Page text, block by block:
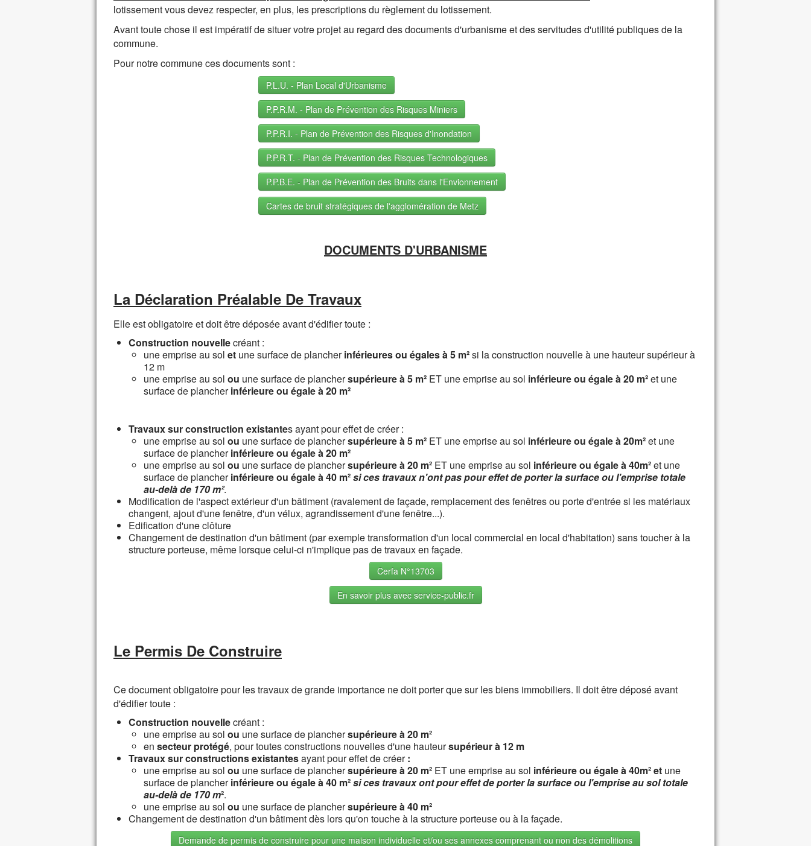
lotissement vous devez respecter, en plus, les prescriptions du règlement du lotissement.
Avant toute chose il est impératif de situer votre projet au regard des documents d'urbanisme et des servitudes d'utilité publiques de la
commune.
Pour notre commune ces documents sont :
P.L.U. - Plan Local d'Urbanisme
P.P.R.M. - Plan de Prévention des Risques Miniers
P.P.R.I. - Plan de Prévention des Risques d'Inondation
P.P.R.T. - Plan de Prévention des Risques Technologiques
P.P.B.E. - Plan de Prévention des Bruits dans l'Envionnement
Cartes de bruit stratégiques de l'agglomération de Metz
DOCUMENTS D'URBANISME
La Déclaration Préalable De Travaux
Elle est obligatoire et doit être déposée avant d'édifier toute :
Construction nouvellecréant :
une emprise au sol et une surface de plancherinférieures ou égales à 5 m²si la construction nouvelle à une hauteur supérieur à
12 m
une emprise au sol ou une surface de planchersupérieure à 5 m² ET une emprise au sol inférieure ou égale à 20 m²et une
surface de plancherinférieure ou égale à 20 m²
Travaux sur construction existantes ayant pour effet de créer :
une emprise au sol ou une surface de planchersupérieure à 5 m² ET une emprise au sol inférieure ou égale à 20m²et une
surface de plancherinférieure ou égale à 20 m²
une emprise au sol ou une surface de planchersupérieure à 20 m² ET une emprise au sol inférieure ou égale à 40m²et une
surface de plancherinférieure ou égale à 40 m²si ces travaux n'ont pas pour effet de porter la surface ou l'emprise totale
au-delà de 170 m².
Modification de l'aspect extérieur d'un bâtiment (ravalement de façade, remplacement des fenêtres ou porte d'entrée si les matériaux
changent, ajout d'une fenêtre, d'un vélux, agrandissement d'une fenêtre...).
Edification d'une clôture
Changement de destination d'un bâtiment (par exemple transformation d'un local commercial en local d'habitation) sans toucher à la
structure porteuse, même lorsque celui-ci n'implique pas de travaux en façade.
Cerfa N°13703
En savoir plus avec service-public.fr
Le Permis De Construire
Ce document obligatoire pour les travaux de grande importance ne doit porter que sur les biens immobiliers. Il doit être déposé avant
d'édifier toute :
Construction nouvellecréant :
une emprise au sol ou une surface de planchersupérieure à 20 m²
en secteur protégé, pour toutes constructions nouvelles d'une hauteursupérieur à 12 m
Travaux sur constructions existantesayant pour effet de créer:
une emprise au sol ou une surface de planchersupérieure à 20 m² ET une emprise au sol inférieure ou égale à 40m²et une
surface de plancherinférieure ou égale à 40 m²si ces travaux ont pour effet de porter la surface ou l'emprise au sol totale
au-delà de 170 m².
une emprise au sol ou une surface de planchersupérieure à 40 m²
Changement de destination d'un bâtiment dès lors qu'on touche à la structure porteuse ou à la façade.
Demande de permis de construire pour une maison individuelle et/ou ses annexes comprenant ou non des démolitions